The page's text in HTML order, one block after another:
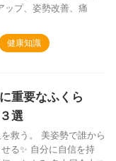
ップ、姿勢改善、痛
健康知識
重要なふくら
選
救う。 美姿勢で誰から
る✨ 自分に自信を持